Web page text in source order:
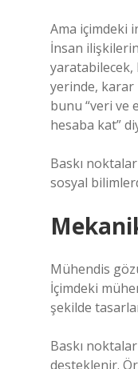
Ama içimdeki
İnsan
yerinde, karar
bunu “veri ve
hesaba kat”
Baskı
sosyal
Mühendis
İçimdeki
şekilde
Baskı
desteklenir.